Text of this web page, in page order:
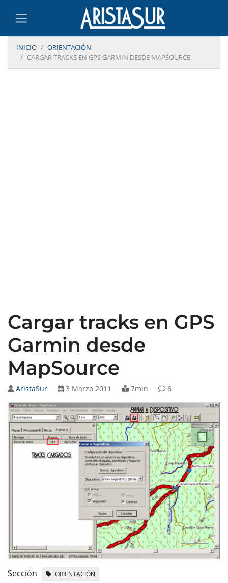
INICIO
ORIENTACIÓN
CARGAR TRACKS EN GPS GARMIN DESDE MAPSOURCE
Cargar tracks en GPS
Garmin desde
MapSource
AristaSur 3 Marzo 2011 7min 6
Sección ORIENTACIÓN